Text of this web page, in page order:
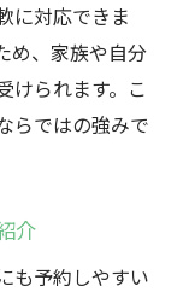
に対応できま
め、家族や自分
けられます。こ
らではの強みで
介
も予約しやすい